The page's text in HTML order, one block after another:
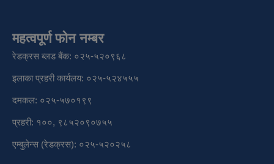
महत्वपूर्ण फोन नम्बर
रेडक्रस ब्लड बैंक: ०२५-५२०९६८
इलाका प्रहरी कार्यलय: ०२५-५२४५५५
दमकल: ०२५-५७०१९९
प्रहरी: १००, ९८५२०९०७५५
एम्बुलेन्स (रेडक्रस): ०२५-५२०२५८